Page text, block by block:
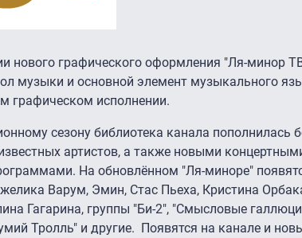
нового графического оформления "Ля-минор
музыки и основной элемент музыкального
графическом исполнении.
сезону библиотека канала пополнилась
артистов, а также новыми
На обновлённом "Ля-миноре"
Варум, Эмин, Стас Пьеха, Кристина
Гагарина, группы "Би-2", "Смысловые
Тролль" и другие. Появятся на канале и